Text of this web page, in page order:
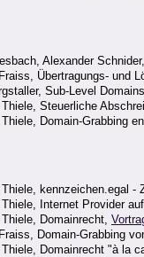
Alexander
Übertragungs- und
Sub-Level
Steuerliche
Domain-Grabbing
kennzeichen.egal -
Internet Provider
Domainrecht,
Domain-Grabbing
Domainrecht "à la